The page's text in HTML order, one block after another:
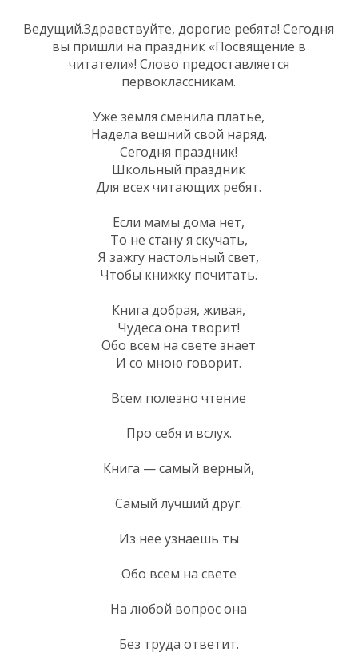
Ведущий.Здравствуйте, дорогие ребята! Сегодня
вы пришли на праздник «Посвящение в
читатели»! Слово предоставляется
первоклассникам.
Уже земля сменила платье,
Надела вешний свой наряд.
Сегодня праздник!
Школьный праздник
Для всех читающих ребят.
Если мамы дома нет,
То не стану я скучать,
Я зажгу настольный свет,
Чтобы книжку почитать.
Книга добрая, живая,
Чудеса она творит!
Обо всем на свете знает
И со мною говорит.
Всем полезно чтение
Про себя и вслух.
Книга — самый верный,
Самый лучший друг.
Из нее узнаешь ты
Обо всем на свете
На любой вопрос она
Без труда ответит.